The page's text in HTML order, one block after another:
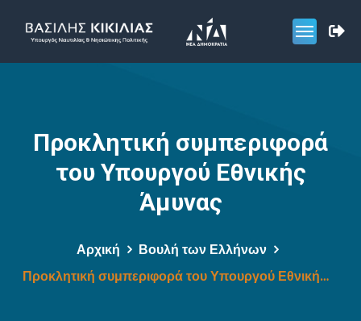
Προκλητική συμπεριφορά
του Υπουργού Εθνικής
Άμυνας
Αρχική
Βουλή των Ελλήνων
Προκλητική συμπεριφορά του Υπουργού Εθνικής Άμυνας